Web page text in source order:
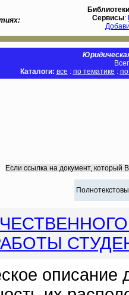
Библиотеки
Сервисы:
Каталоги: все : по тематике :
Если ссылка на документ, который
описание